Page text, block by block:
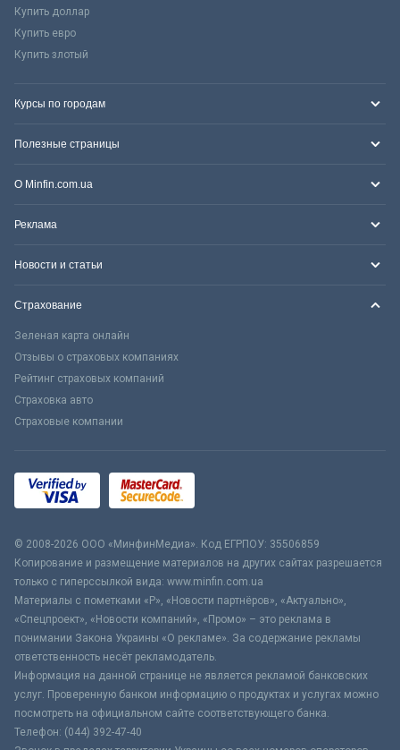
Купить доллар
Купить евро
Купить злотый
Курсы по городам
Полезные страницы
О Minfin.com.ua
Реклама
Новости и статьи
Страхование
Зеленая карта онлайн
Отзывы о страховых компаниях
Рейтинг страховых компаний
Страховка авто
Страховые компании
© 2008-2026 ООО «МинфинМедиа». Код ЕГРПОУ: 35506859
Копирование и размещение материалов на других сайтах разрешается
только с гиперссылкой вида: www.minfin.com.ua
Материалы с пометками «Р», «Новости партнёров», «Актуально»,
«Спецпроект», «Новости компаний», «Промо» – это реклама в
понимании Закона Украины «О рекламе». За содержание рекламы
ответственность несёт рекламодатель.
Информация на данной странице не является рекламой банковских
услуг. Проверенную банком информацию о продуктах и услугах можно
посмотреть на официальном сайте соответствующего банка.
Телефон: (044) 392-47-40